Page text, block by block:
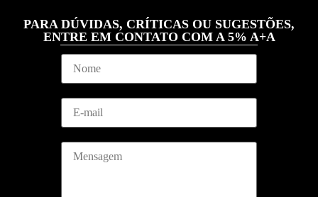
PARA DÚVIDAS, CRÍTICAS OU SUGESTÕES,
ENTRE EM CONTATO COM A 5% A+A
N
m
*
*
E
a
lM